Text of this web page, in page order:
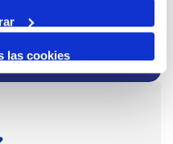
las cookies